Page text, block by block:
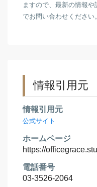
ますので、最新の情報
でお問い合わせください。
情報引用元
情報引用元
公式サイト
ホームページ
https://
電話番号
03-3526-2064